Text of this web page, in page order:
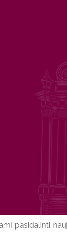
pasidalinti